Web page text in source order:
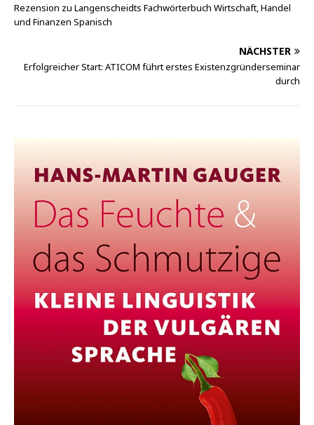
Rezension zu Langenscheidts Fachwörterbuch Wirtschaft, Handel
und Finanzen Spanisch
NÄCHSTER
Erfolgreicher Start: ATICOM führt erstes Existenzgründerseminar
durch